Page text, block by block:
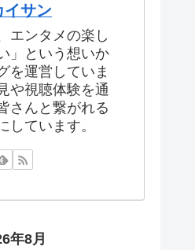
イサン
エンタメの楽し
」という想いか
を運営していま
や視聴体験を通
さんと繋がれる
しています。
年8月